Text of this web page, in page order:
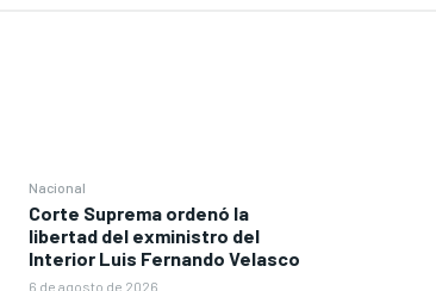
Nacional
Corte Suprema ordenó la
libertad del exministro del
Interior Luis Fernando Velasco
6 de agosto de 2026